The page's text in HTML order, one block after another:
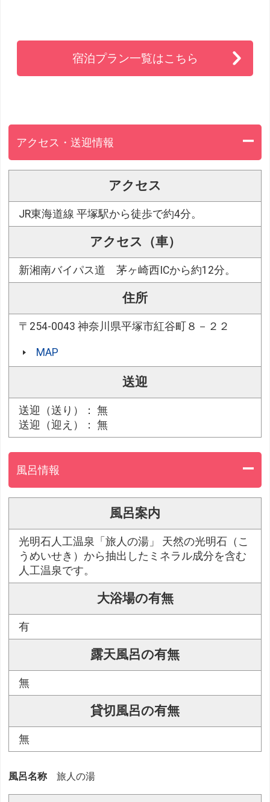
宿泊プラン一覧はこちら
アクセス・送迎情報
アクセス
JR東海道線 平塚駅から徒歩で約4分。
アクセス（車）
新湘南バイパス道 茅ヶ崎西ICから約12分。
住所
〒254-0043 神奈川県平塚市紅谷町８－２２
MAP
送迎
送迎（送り）： 無
送迎（迎え）： 無
風呂情報
風呂案内
光明石人工温泉「旅人の湯」 天然の光明石（こ
うめいせき）から抽出したミネラル成分を含む
人工温泉です。
大浴場の有無
有
露天風呂の有無
無
貸切風呂の有無
無
風呂名称 旅人の湯